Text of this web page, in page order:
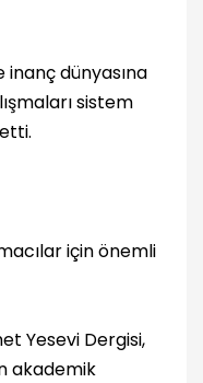
dünyasına
sistem
için önemli
Yesevi Dergisi,
akademik